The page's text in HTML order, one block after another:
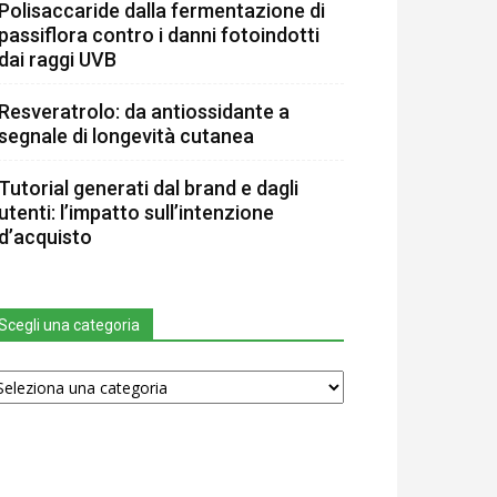
Polisaccaride dalla fermentazione di
passiflora contro i danni fotoindotti
dai raggi UVB
Resveratrolo: da antiossidante a
di longevità cutanea
Tutorial generati dal brand e dagli
utenti: l’impatto sull’intenzione
d’acquisto
una categoria